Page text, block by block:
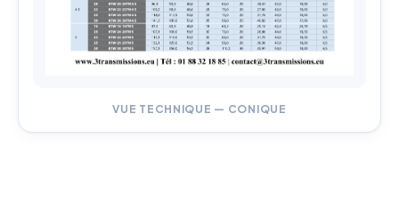
VUE TECHNIQUE — CONIQUE